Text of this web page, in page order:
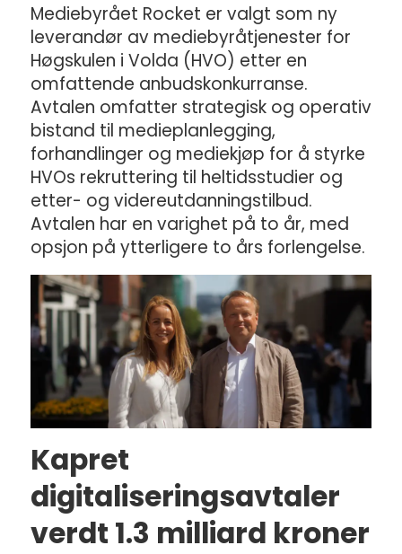
Mediebyrået Rocket er valgt som ny
leverandør av mediebyråtjenester for
Høgskulen i Volda (HVO) etter en
omfattende anbudskonkurranse.
Avtalen omfatter strategisk og operativ
bistand til medieplanlegging,
forhandlinger og mediekjøp for å styrke
HVOs rekruttering til heltidsstudier og
etter- og videreutdanningstilbud.
Avtalen har en varighet på to år, med
opsjon på ytterligere to års forlengelse.
Kapret
digitaliseringsavtaler
verdt 1.3 milliard kroner